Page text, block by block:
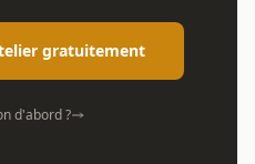
gratuitement
d'abord ?